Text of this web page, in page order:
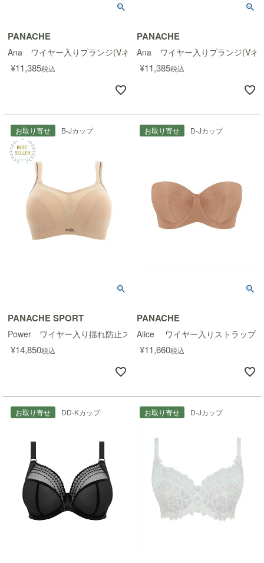
PANACHE
Ana ワイヤー入りプランジ(Vネック)ブラ
¥11,385税込
PANACHE
Ana ワイヤー入りプランジ(Vネ
¥11,385税込
お取り寄せ B-Jカップ
PANACHE SPORT
Power ワイヤー入り揺れ防止スポーツブラ
¥14,850税込
お取り寄せ D-Jカップ
PANACHE
Alice ワイヤー入りストラップ
¥11,660税込
お取り寄せ DD-Kカップ お取り寄せ D-Jカップ